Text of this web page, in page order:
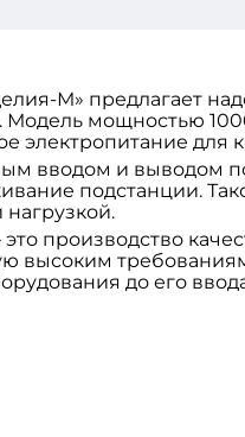
М» предлагает
Модель мощностью
электропитание для
вводом и выводом
подстанции.
производство
высоким
до его